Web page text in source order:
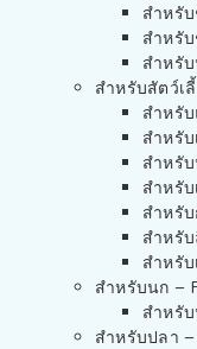
สำหรั
สำหรั
สำหรั
สำหรับสัตว์เ
สำหรั
สำหรับ
สำหรั
สำหรับ
สำหรั
สำหรับ
สำหรั
สำหรับนก –
สำหรั
สำหรับปลา –